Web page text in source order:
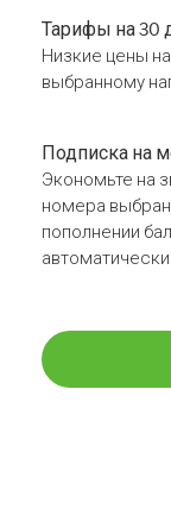
Тарифы на 30
Низкие цены
выбранному
Подписка на
Экономьте на
номера
пополнении